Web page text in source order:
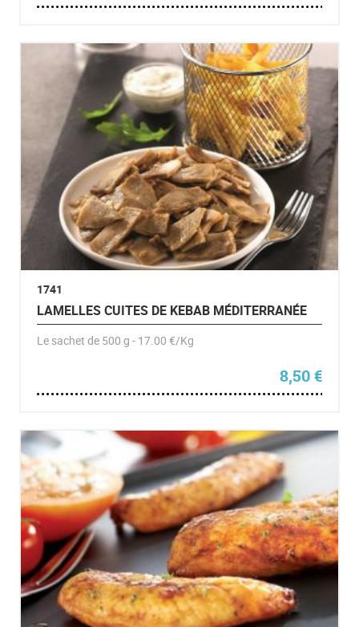
1741
LAMELLES CUITES DE KEBAB MÉDITERRANÉE
Le sachet de 500 g - 17.00 €/Kg
8,50€